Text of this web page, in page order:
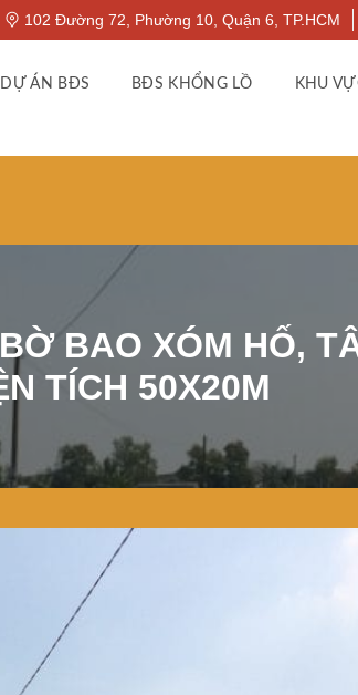
102 Đường 72, Phường 10, Quận 6, TP.HCM
ÁN BĐS BĐS KHỔNG LỒ KHU
BAO XÓM HỐ,
TÍCH 50X20M